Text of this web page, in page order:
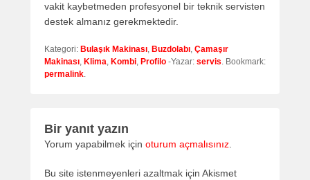
vakit kaybetmeden profesyonel bir teknik servisten
destek almanız gerekmektedir.
Kategori: Bulaşık Makinası, Buzdolabı, Çamaşır
Makinası, Klima, Kombi, Profilo -Yazar: servis. Bookmark:
permalink.
Bir yanıt yazın
Yorum yapabilmek için oturum açmalısınız.
Bu site istenmeyenleri azaltmak için Akismet